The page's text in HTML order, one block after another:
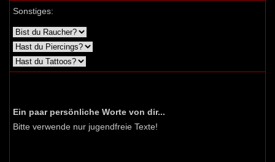
Sonstiges:
Ein paar persönliche Worte von dir...
Bitte verwende nur jugendfreie Texte!